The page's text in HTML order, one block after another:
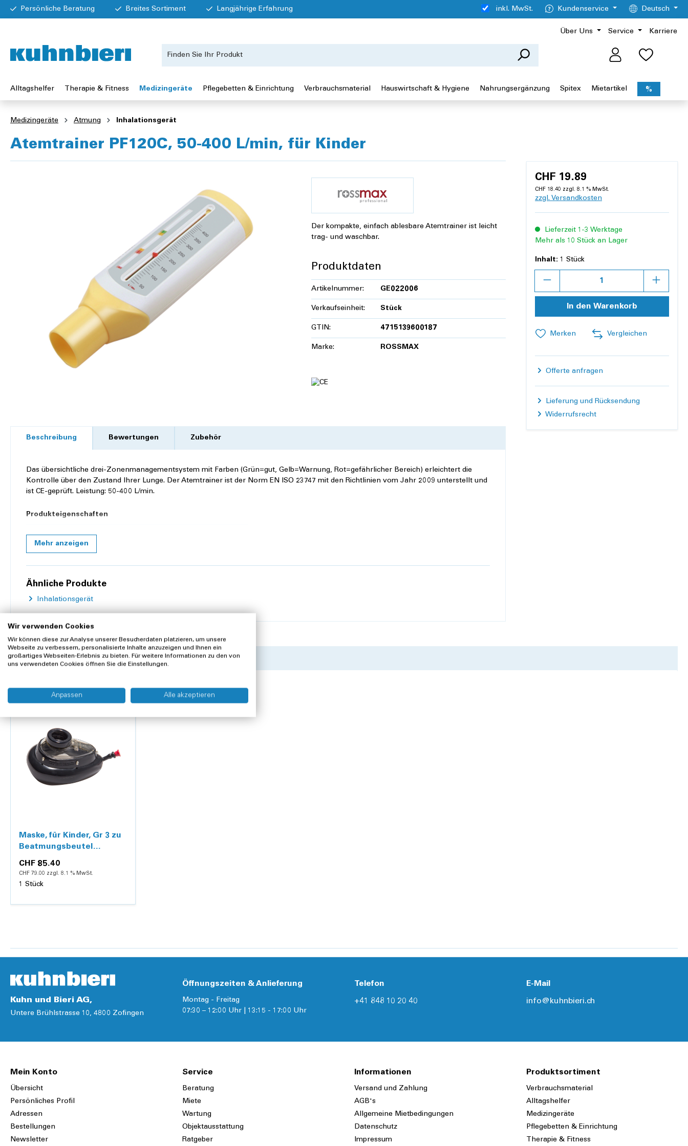
Persönliche Beratung Breites Sortiment Langjährige Erfahrung inkl. MwSt. Kundenservice Deutsch
Über Uns Service Karriere
Alltagshelfer Therapie & Fitness Medizingeräte Pflegebetten & Einrichtung Verbrauchsmaterial Hauswirtschaft & Hygiene Nahrungsergänzung Spitex Mietartikel %
Medizingeräte Atmung Inhalationsgerät
Atemtrainer PF120C, 50-400 L/min, für Kinder
Der kompakte, einfach ablesbare Atemtrainer ist leicht
trag- und waschbar.
Produktdaten
Artikelnummer: GE022006
Verkaufseinheit: Stück
GTIN: 4715139600187
Marke: ROSSMAX
Beschreibung Bewertungen Zubehör
Das übersichtliche drei-Zonenmanagementsystem mit Farben (Grün=gut, Gelb=Warnung, Rot=gefährlicher Bereich) erleichtert die
Kontrolle über den Zustand Ihrer Lunge. Der Atemtrainer ist der Norm EN ISO 23747 mit den Richtlinien vom Jahr 2009 unterstellt und
ist CE-geprüft. Leistung: 50-400 L/min.
Produkteigenschaften
Farbe:
Steril:
Mehr anzeigen
Ähnliche Produkte
Inhalationsgerät
CHF 19.89
CHF 18.40 zzgl. 8.1 % MwSt.
zzgl. Versandkosten
Lieferzeit 1-3 Werktage
Mehr als 10 Stück an Lager
Inhalt: 1 Stück
In den Warenkorb
Merken Vergleichen
Offerte anfragen
Lieferung und Rücksendung
Widerrufsrecht
Zubehör Kunden kauften auch
Maske, für Kinder, Gr 3 zu
Beatmungsbeutel
Combibag
CHF 85.40
CHF 79.00 zzgl. 8.1 % MwSt.
1 Stück
Kuhn und Bieri AG,
Untere Brühlstrasse 10, 4800 Zofingen
Öffnungszeiten & Anlieferung
Montag - Freitag
07:30 – 12:00 Uhr | 13:15 - 17:00 Uhr
Telefon
+41 848 10 20 40
E-Mail
info@kuhnbieri.ch
Mein Konto
Übersicht
Persönliches Profil
Adressen
Bestellungen
Newsletter
Service
Beratung
Miete
Wartung
Objektausstattung
Ratgeber
Informationen
Versand und Zahlung
AGB's
Allgemeine Mietbedingungen
Datenschutz
Impressum
Produktsortiment
Verbrauchsmaterial
Alltagshelfer
Medizingeräte
Pflegebetten & Einrichtung
Therapie & Fitness
Wir verwenden Cookies
Wir können diese zur Analyse unserer Besucherdaten platzieren, um unsere
Webseite zu verbessern, personalisierte Inhalte anzuzeigen und Ihnen ein
großartiges Webseiten-Erlebnis zu bieten. Für weitere Informationen zu den von
uns verwendeten Cookies öffnen Sie die Einstellungen.
Anpassen Alle akzeptieren